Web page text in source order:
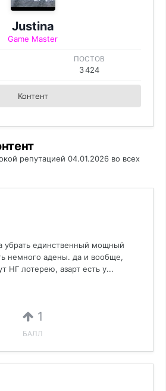
Justina
Game Master
ПОСТОВ
3 424
Контент
репутацией 04.01.2026 во всех
убрать единственный мощный
немного адены. да и вообще,
НГ лотерею, азарт есть у...
1
БАЛЛ